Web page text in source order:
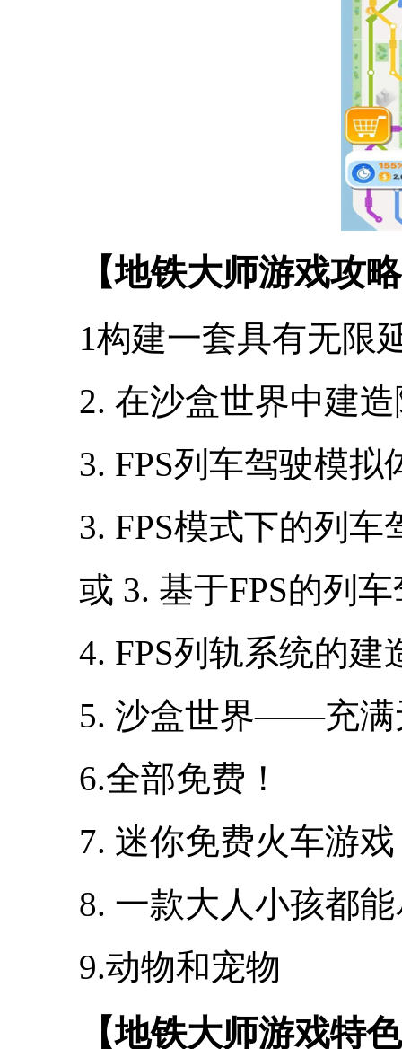
【地铁大师游戏攻
1构建一套具有无限
2. 在沙盒世界中建
3. FPS列车驾驶模拟
3. FPS模式下的列车
或 3. 基于FPS的列
4. FPS列轨系统的建
5. 沙盒世界——充满
6.全部免费！
7. 迷你免费火车游
8. 一款大人小孩都
9.动物和宠物
【地铁大师游戏特